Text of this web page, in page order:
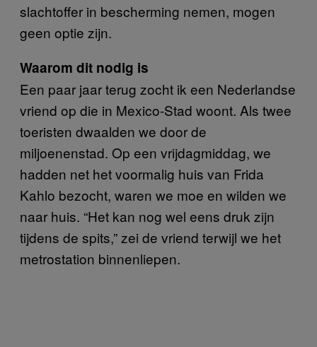
slachtoffer in bescherming nemen, mogen
geen optie zijn.
Waarom dit nodig is
Een paar jaar terug zocht ik een Nederlandse
vriend op die in Mexico-Stad woont. Als twee
toeristen dwaalden we door de
miljoenenstad. Op een vrijdagmiddag, we
hadden net het voormalig huis van Frida
Kahlo bezocht, waren we moe en wilden we
naar huis. “Het kan nog wel eens druk zijn
tijdens de spits,” zei de vriend terwijl we het
metrostation binnenliepen.